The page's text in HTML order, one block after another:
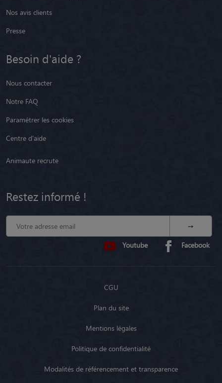
Nos avis clients
Presse
Besoin d'aide ?
Nous contacter
Notre FAQ
Paramétrer les cookies
Centre d'aide
Animaute recrute
Restez informé !
Youtube Facebook
CGU
Plan du site
Mentions légales
Politique de confidentialité
Modalités de référencement et transparence